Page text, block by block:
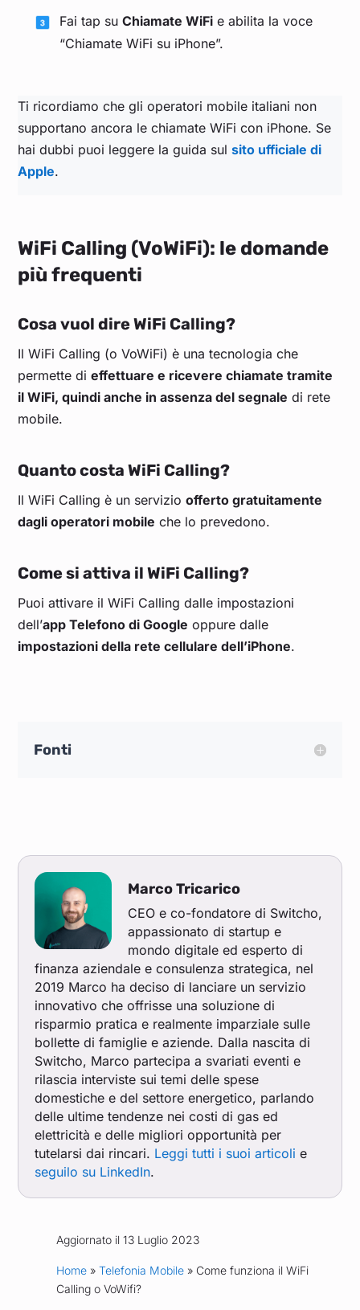
Fai tap su Chiamate WiFi e abilita la voce
“Chiamate WiFi su iPhone”.
Ti ricordiamo che gli operatori mobile italiani non
supportano ancora le chiamate WiFi con iPhone. Se
hai dubbi puoi leggere la guida sulsito ufficiale di
Apple.
WiFi Calling (VoWiFi): le domande
più frequenti
Cosa vuol dire WiFi Calling?
Il WiFi Calling (o VoWiFi) è una tecnologia che
permette dieffettuare e ricevere chiamate tramite
il WiFi, quindi anche in assenza del segnale di rete
mobile.
Quanto costa WiFi Calling?
Il WiFi Calling è un servizioofferto gratuitamente
dagli operatori mobile che lo prevedono.
Come si attiva il WiFi Calling?
Puoi attivare il WiFi Calling dalle impostazioni
dell’app Telefono di Google oppure dalle
impostazioni della rete cellulare dell’iPhone.
Fonti
Marco Tricarico
CEO e co-fondatore di Switcho,
appassionato di startup e
mondo digitale ed esperto di
finanza aziendale e consulenza strategica, nel
2019 Marco ha deciso di lanciare un servizio
innovativo che offrisse una soluzione di
risparmio pratica e realmente imparziale sulle
bollette di famiglie e aziende. Dalla nascita di
Switcho, Marco partecipa a svariati eventi e
rilascia interviste sui temi delle spese
domestiche e del settore energetico, parlando
delle ultime tendenze nei costi di gas ed
elettricità e delle migliori opportunità per
tutelarsi dai rincari. Leggi tutti i suoi articoli e
seguilo su LinkedIn.
Aggiornato il 13 Luglio 2023
Home» Telefonia Mobile» Come funziona il WiFi
Calling o VoWifi?